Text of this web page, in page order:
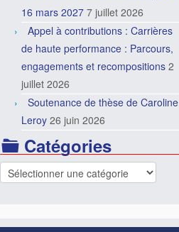
16 mars 2027 7 juillet 2026
Appel à contributions : Carrières
de haute performance : Parcours,
engagements et recompositions 2
juillet 2026
Soutenance de thèse de Caroline
Leroy 26 juin 2026
Catégories
Catégories